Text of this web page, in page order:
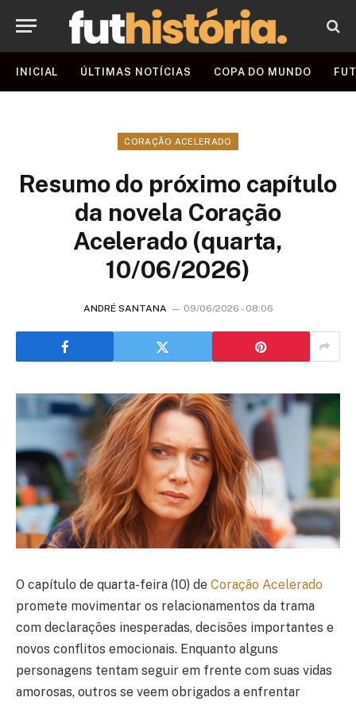
INICIAL ÚLTIMAS NOTÍCIAS COPA DO MUNDO
CORAÇÃO ACELERADO
Resumo do próximo capítulo
da novela Coração
Acelerado (quarta,
10/06/2026)
ANDRÉ SANTANA 09/06/2026 - 08:06
O capítulo de quarta-feira (10) de Coração Acelerado
promete movimentar os relacionamentos da trama
com declarações inesperadas, decisões importantes e
novos conflitos emocionais. Enquanto alguns
personagens tentam seguir em frente com suas vidas
amorosas, outros se veem obrigados a enfrentar